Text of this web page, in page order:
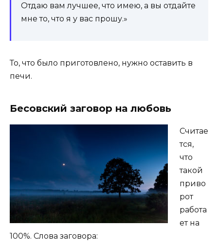
Отдаю вам лучшее, что имею, а вы отдайте
мне то, что я у вас прошу.»
То, что было приготовлено, нужно оставить в
печи.
Бесовский заговор на любовь
Считае
тся,
что
такой
приво
рот
работа
ет на
100%. Слова заговора: